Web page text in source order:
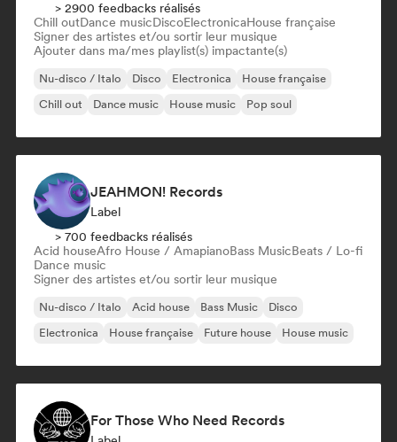
> 2900 feedbacks réalisés
Chill outDance musicDiscoElectronicaHouse française
Signer des artistes et/ou sortir leur musique
Ajouter dans ma/mes playlist(s) impactante(s)
Nu-disco / Italo Disco Electronica
House française
Chill out
Dance music House music Pop soul
JEAHMON! Records
Label
> 700 feedbacks réalisés
Acid houseAfro House / AmapianoBass MusicBeats / Lo-fi
Dance music
Signer des artistes et/ou sortir leur musique
Nu-disco / Italo Acid house Bass Music
Disco
Electronica
House française Future house House music
For Those Who Need Records